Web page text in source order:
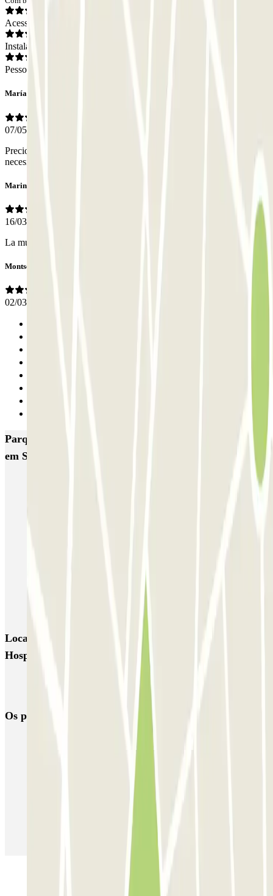
Acesso
Instalações
Pessoal
María
07/05/2026
Precio un poco caro Posibilidad de adaptar el horario ajustado a la
necesidad on line
Marina
16/03/2026
La mudad de las veces no ha leído la matrícula
Montse
02/03/2026
Parques de estacionamento com melhor classificação
em Saragoca
INDIGO Plaza del Pilar - Juzgados
INDIGO Plaza del Pilar - Ayuntamiento
Locais e eventos interessantes próximos de INDIGO
Hospital Clinico
Reservar parque de estacionamento em Aeroporto de Saragoça
Os parques de estacionamento mais reservados
Estacionamento em Aeroporto de Adolfo Suárez Madrid–Barajas